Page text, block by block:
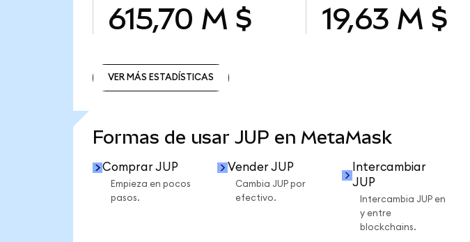
615,70 M $ 19,63 M $
VER MÁS ESTADÍSTICAS
Formas de usar JUP en MetaMask
Comprar JUP
Empieza en pocos
pasos.
Vender JUP
Cambia JUP por
efectivo.
Intercambiar
JUP
Intercambia JUP en
y entre
blockchains.